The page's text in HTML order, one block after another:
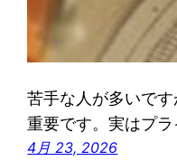
苦手な人が多いで
重要です。実はプラ
4月 23, 2026